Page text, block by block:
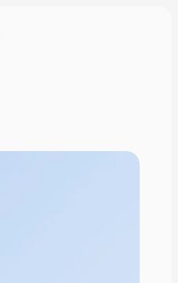
imagem